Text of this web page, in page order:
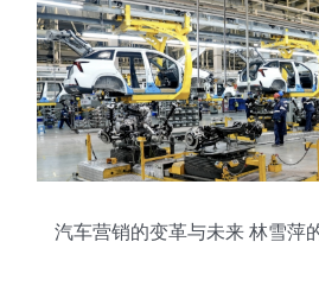
汽车营销的变革与未来 林雪萍